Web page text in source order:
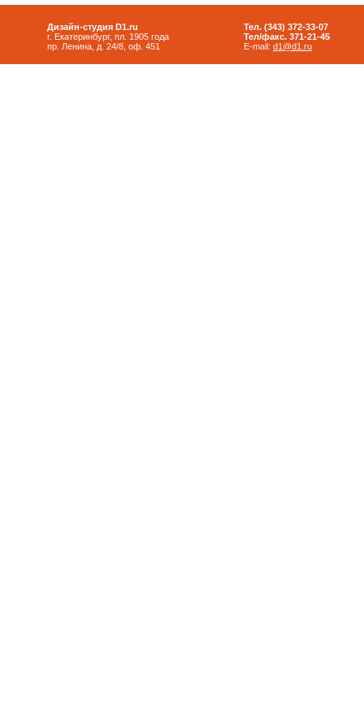
Дизайн-студия D1.ru
г. Екатеринбург, пл. 1905 года
пр. Ленина, д. 24/8, оф. 451
Тел. (343) 372-33-07
Тел/факс. 371-21-45
E-mail: d1@d1.ru